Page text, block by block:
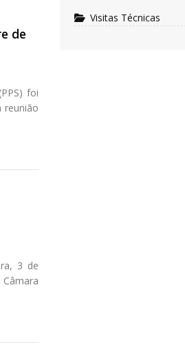
de
foi
reunião
3 de
Visitas Técnicas